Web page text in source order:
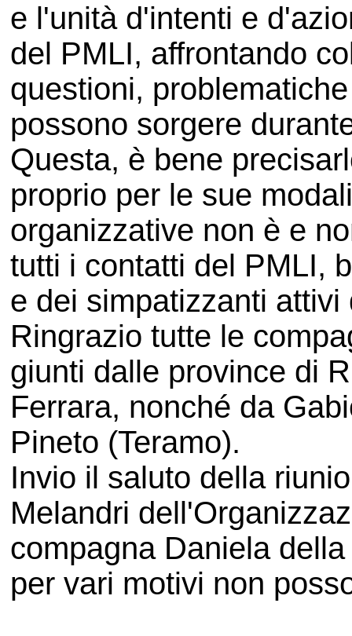
e l'unità d'intenti e
del PMLI, affrontando
questioni,
possono sorgere
Questa, è bene
proprio per le sue
organizzative non è e
tutti i contatti del PMLI,
e dei simpatizzanti attivi
Ringrazio tutte le
giunti dalle province di
Ferrara, nonché da
Pineto (Teramo).
Invio il saluto della
Melandri
compagna Daniela
per vari motivi non